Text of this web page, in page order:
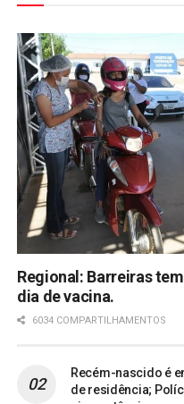
Regional: Barreiras
dia de vacina.
6034 COMPARTILHAMENTOS
Recém-nascido é
de residência;